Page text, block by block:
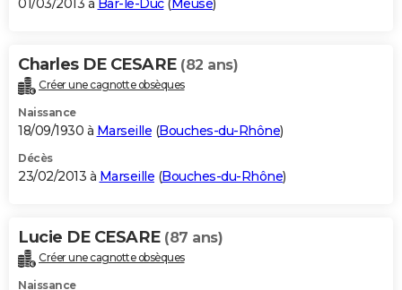
01/03/2013 à Bar-le-Duc(Meuse)
Charles DE CESARE (82 ans)
Créer une cagnotte obsèques
Naissance
18/09/1930 à Marseille (Bouches-du-Rhône)
Décès
23/02/2013 à Marseille (Bouches-du-Rhône)
Lucie DE CESARE (87 ans)
Créer une cagnotte obsèques
Naissance